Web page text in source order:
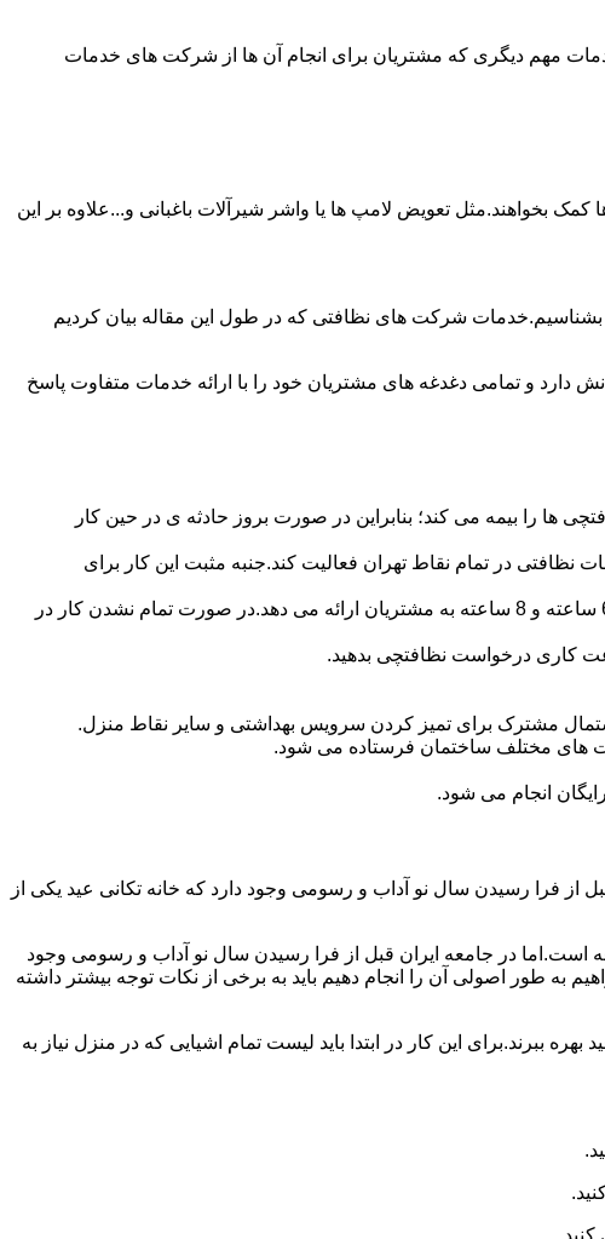
مهم دیگری که مشتریان برای انجام آن ها از شرکت های خدمات
بخواهند.مثل تعویض لامپ ها یا واشر شیرآلات باغبانی و...علاوه بر این
شرکت های نظافتی که در طول این مقاله بیان کردیم
دارد و تمامی دغدغه های مشتریان خود را با ارائه خدمات متفاوت پاسخ
را بیمه می کند؛ بنابراین در صورت بروز حادثه ی در حین کار
در تمام نقاط تهران فعالیت کند.جنبه مثبت این کار برای
نظافچی قیمت کاملاً شفاف برای دستمزد نظافتچی مشخص کرده است.این شرکت برای تعیین دستمزد پلن قیمتی 4 ساعته 6 ساعته و 8 ساعته به مشتریان ارائه می دهد.در صورت تمام نشدن کار در
مشترک برای تمیز کردن سرویس بهداشتی و سایر نقاط منزل.
های مختلف ساختمان فرستاده می شود.
انجام می شود.
از فرا رسیدن سال نو آداب و رسومی وجود دارد که خانه تکانی عید یکی از
در جامعه ایران قبل از فرا رسیدن سال نو آداب و رسومی وجود
طور اصولی آن را انجام دهیم باید به برخی از نکات توجه بیشتر داشته
ببرند.برای این کار در ابتدا باید لیست تمام اشیایی که در منزل نیاز به